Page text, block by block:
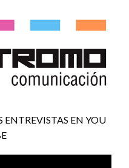
ENTREVISTAS EN YOU